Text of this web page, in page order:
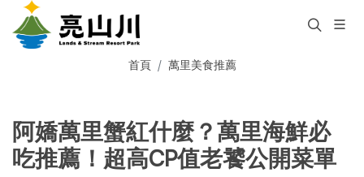
首頁 萬里美食推薦
阿嬌萬里蟹紅什麼？萬里海鮮必
吃推薦！超高CP值老饕公開菜單